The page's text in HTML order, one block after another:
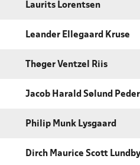
Laurits Lorentsen
Leander Ellegaard Kruse
Thøger Ventzel Riis
Jacob Harald Sølund
Philip Munk Lysgaard
Dirch Maurice Scott Lundby